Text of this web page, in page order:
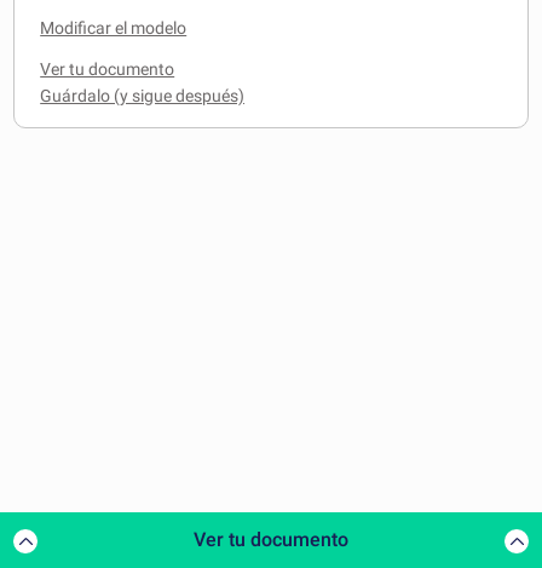
Modificar el modelo
Ver tu documento
Ver tu documento